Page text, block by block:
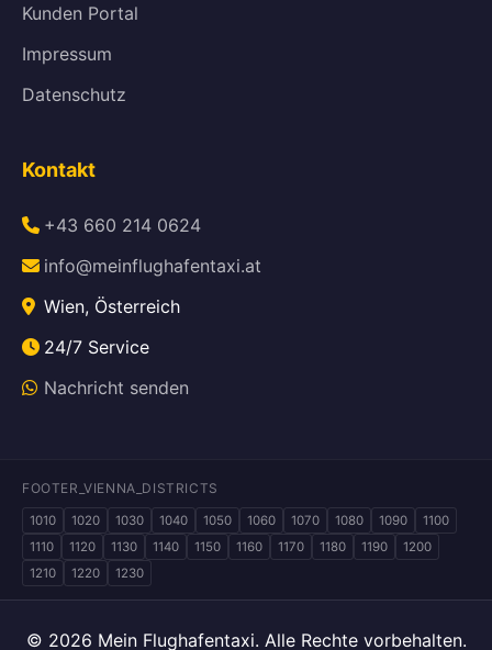
Kunden Portal
Impressum
Datenschutz
Kontakt
+43 660 214 0624
info@meinflughafentaxi.at
Wien, Österreich
24/7 Service
Nachricht senden
FOOTER_VIENNA_DISTRICTS
1010 1020 1030 1040 1050 1060 1070 1080 1090
1100
1110
1120 1130 1140 1150 1160 1170 1180 1190
1200
1210
1220 1230
© 2026 Mein Flughafentaxi. Alle Rechte vorbehalten.